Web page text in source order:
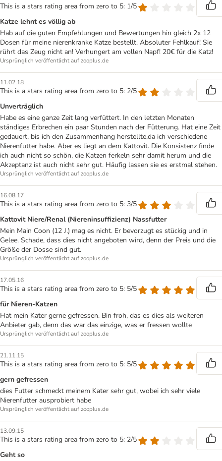
This is a stars rating area from zero to 5: 1/5
Katze lehnt es völlig ab
Hab auf die guten Empfehlungen und Bewertungen hin gleich 2x 12
Dosen für meine nierenkranke Katze bestellt. Absoluter Fehlkauf! Sie
rührt das Zeug nicht an! Verhungert am vollen Napf! 20€ für die Katz!
Ursprünglich veröffentlicht auf zooplus.de
11.02.18
This is a stars rating area from zero to 5: 2/5
Unverträglich
Habe es eine ganze Zeit lang verfüttert. In den letzten Monaten
ständiges Erbrechen ein paar Stunden nach der Fütterung. Hat eine Zeit
gedauert, bis ich den Zusammenhang herstellte,da ich verschiedene
Nierenfutter habe. Aber es liegt an dem Kattovit. Die Konsistenz finde
ich auch nicht so schön, die Katzen ferkeln sehr damit herum und die
Akzeptanz ist auch nicht sehr gut. Häufig lassen sie es erstmal stehen.
Ursprünglich veröffentlicht auf zooplus.de
16.08.17
This is a stars rating area from zero to 5: 3/5
Kattovit Niere/Renal (Niereninsuffizienz) Nassfutter
Mein Main Coon (12 J.) mag es nicht. Er bevorzugt es stückig und in
Gelee. Schade, dass dies nicht angeboten wird, denn der Preis und die
Größe der Dosse sind gut.
Ursprünglich veröffentlicht auf zooplus.de
17.05.16
This is a stars rating area from zero to 5: 5/5
für Nieren-Katzen
Hat mein Kater gerne gefressen. Bin froh, das es dies als weiteren
Anbieter gab, denn das war das einzige, was er fressen wollte
Ursprünglich veröffentlicht auf zooplus.de
21.11.15
This is a stars rating area from zero to 5: 5/5
gern gefressen
dies Futter schmeckt meinem Kater sehr gut, wobei ich sehr viele
Nierenfutter ausprobiert habe
Ursprünglich veröffentlicht auf zooplus.de
13.09.15
This is a stars rating area from zero to 5: 2/5
Geht so